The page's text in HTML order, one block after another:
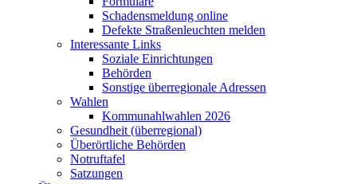
Schadensmeldung online
Defekte Straßenleuchten melden
Interessante Links
Soziale Einrichtungen
Behörden
Sonstige überregionale Adressen
Wahlen
Kommunahlwahlen 2026
Gesundheit (überregional)
Überörtliche Behörden
Notruftafel
Satzungen